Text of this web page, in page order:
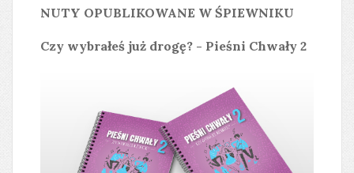
NUTY OPUBLIKOWANE W ŚPIEWNIKU
Czy wybrałeś już drogę? - Pieśni Chwały 2